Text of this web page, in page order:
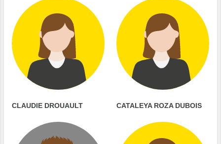
CLAUDIE DROUAULT CATALEYA ROZA DUBOIS